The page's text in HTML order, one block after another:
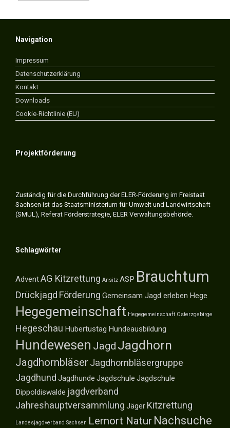
Navigation
Impressum
Datenschutzerklärung
Kontakt
Downloads
Cookie-Richtlinie (EU)
Projektförderung
Zuständig für die Durchführung der ELER-Förderung im Freistaat
Sachsen ist das Staatsministerium für Umwelt und Landwirtschaft
(SMUL), Referat Förderstrategie, ELER Verwaltungsbehörde.
Schlagwörter
AdventAG Kitzrettung Ansitz ASP Brauchtum
Drückjagd Förderung Gemeinsam Jagd erleben Hege
Hegegemeinschaft Hegegemeinschaft Osterzgebirge
Hegeschau Hubertustag Hundeausbildung
Hundewesen Jagd Jagdhorn
JagdhornbläserJagdhornbläsergruppe
Jagdhund Jagdhunde Jagdschule Jagdschule
Dippoldiswalde jagdverband
Jahreshauptversammlung Jäger Kitzrettung
Landesjagdverband Sachsen Lernort Natur Nachsuche